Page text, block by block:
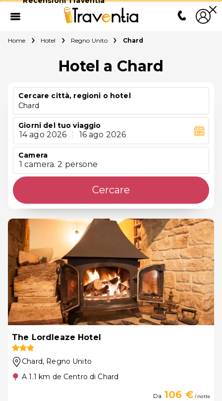
Home Hotel Regno Unito Chard
Hotel a Chard
Cercare città, regioni o hotel
Chard
Giorni del tuo viaggio
14 ago 2026 16 ago 2026
Camera
1 camera. 2 persone
Cercare
The Lordleaze Hotel
Chard, Regno Unito
A 1.1 km de Centro di Chard
Da 106 €/ notte